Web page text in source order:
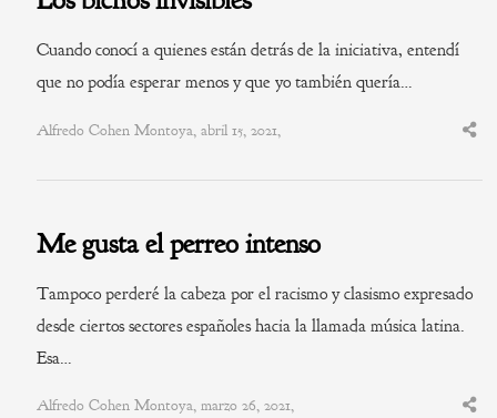
Cuando conocí a quienes están detrás de la iniciativa, entendí
que no podía esperar menos y que yo también quería…
Alfredo Cohen Montoya, abril 15, 2021,
Me gusta el perreo intenso
Tampoco perderé la cabeza por el racismo y clasismo expresado
desde ciertos sectores españoles hacia la llamada música latina.
Esa…
Alfredo Cohen Montoya, marzo 26, 2021,